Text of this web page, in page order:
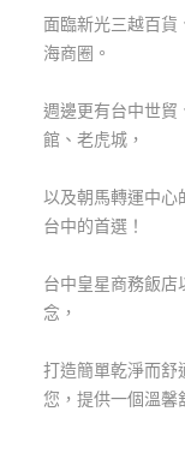
玩
地
圖
顧
客
服
客
滿
面臨新光三越百貨
海商圈。
週邊更有台中世貿
館、老虎城，
以及朝馬轉運中心
台中的首選！
台中皇星商務飯
念，
打造簡單乾淨而舒
您，提供一個溫馨